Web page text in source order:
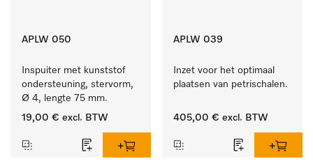
APLW 050
Inspuiter met kunststof
ondersteuning, stervorm,
Ø 4, lengte 75 mm.
19,00 € excl. BTW
APLW 039
Inzet voor het optimaal
plaatsen van petrischalen.
405,00 € excl. BTW